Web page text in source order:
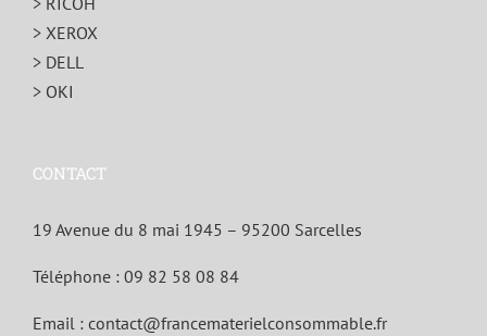
> XEROX
> DELL
> OKI
CONTACT
19 Avenue du 8 mai 1945 – 95200 Sarcelles
Téléphone : 09 82 58 08 84
Email : contact@francematerielconsommable.fr